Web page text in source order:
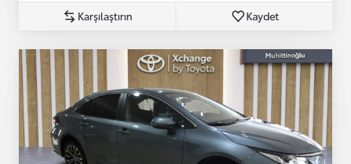
Karşılaştırın Kaydet